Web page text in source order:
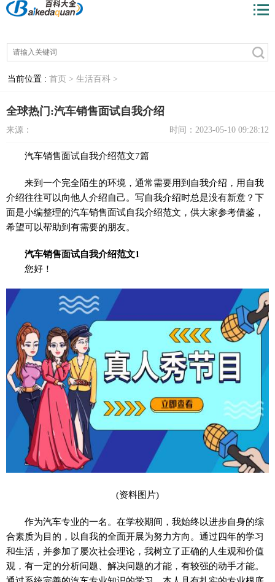
当前位置 : 首页 > 生活百科 >
全球热门:汽车销售面试自我介绍
来源： 时间：2023-05-10 09:28:12
汽车销售面试自我介绍范文7篇
来到一个完全陌生的环境，通常需要用到自我介绍，用自我
介绍往往可以向他人介绍自己。写自我介绍时总是没有新意？下
面是小编整理的汽车销售面试自我介绍范文，供大家参考借鉴，
希望可以帮助到有需要的朋友。
汽车销售面试自我介绍范文1
您好！
(资料图片)
作为汽车专业的一名。在学校期间，我始终以进步自身的综
合素质为目的，以自我的全面开展为努力方向。通过四年的学习
和生活，并参加了屡次社会理论，我树立了正确的人生观和价值
观，有一定的分析问题、解决问题的才能，有较强的动手才能。